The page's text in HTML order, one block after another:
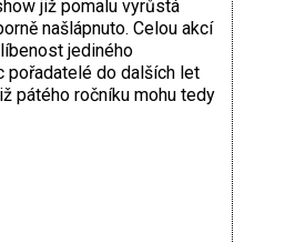
již pomalu vyrůstá
našlápnuto. Celou akcí
jediného
pořadatelé do dalších let
pátého ročníku mohu tedy